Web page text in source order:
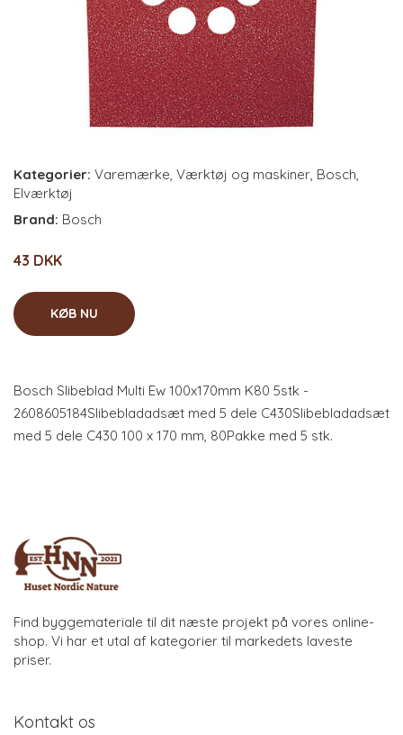
Kategorier: Varemærke, Værktøj og maskiner, Bosch,
Elværktøj
Brand: Bosch
43 DKK
KØB NU
Bosch Slibeblad Multi Ew 100x170mm K80 5stk -
2608605184Slibebladadsæt med 5 dele C430Slibebladadsæt
med 5 dele C430 100 x 170 mm, 80Pakke med 5 stk.
Find byggemateriale til dit næste projekt på vores online-
shop. Vi har et utal af kategorier til markedets laveste
priser.
Kontakt os